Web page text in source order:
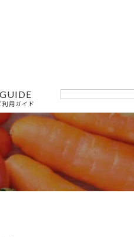
GUIDE
利用ガイド